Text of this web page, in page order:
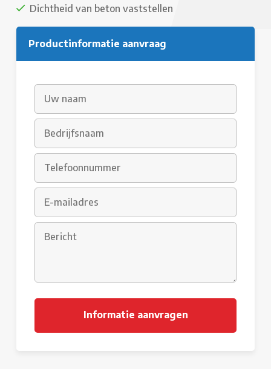
Dichtheid van beton vaststellen
Productinformatie aanvraag